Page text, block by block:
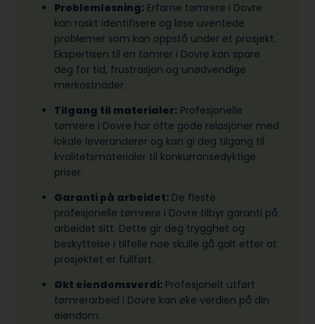
Problemløsning: Erfarne tømrere i Dovre
kan raskt identifisere og løse uventede
problemer som kan oppstå under et prosjekt.
Ekspertisen til en tømrer i Dovre kan spare
deg for tid, frustrasjon og unødvendige
merkostnader.
Tilgang til materialer: Profesjonelle
tømrere i Dovre har ofte gode relasjoner med
lokale leverandører og kan gi deg tilgang til
kvalitetsmaterialer til konkurransedyktige
priser.
Garanti på arbeidet: De fleste
profesjonelle tømrere i Dovre tilbyr garanti på
arbeidet sitt. Dette gir deg trygghet og
beskyttelse i tilfelle noe skulle gå galt etter at
prosjektet er fullført.
Økt eiendomsverdi: Profesjonelt utført
tømrerarbeid i Dovre kan øke verdien på din
eiendom.